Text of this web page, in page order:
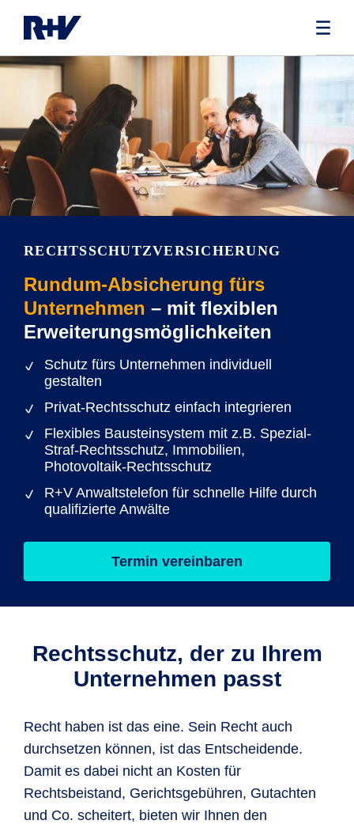
RECHTS­SCHUTZVERSICHERUNG
Rundum-Absicherung fürs
Unternehmen – mit flexiblen
Erweiterungsmöglichkeiten
Schutz fürs Unternehmen individuell
gestalten
Privat-Rechtsschutz einfach integrieren
Flexibles Bausteinsystem mit z.B. Spezial-
Straf-Rechtsschutz, Immobilien,
Photovoltaik-Rechtsschutz
R+V Anwaltstelefon für schnelle Hilfe durch
qualifizierte Anwälte
Termin vereinbaren
Rechtsschutz, der zu Ihrem
Unternehmen passt
Recht haben ist das eine. Sein Recht auch
durchsetzen können, ist das Entscheidende.
Damit es dabei nicht an Kosten für
Rechtsbeistand, Gerichtsgebühren, Gutachten
und Co. scheitert, bieten wir Ihnen den